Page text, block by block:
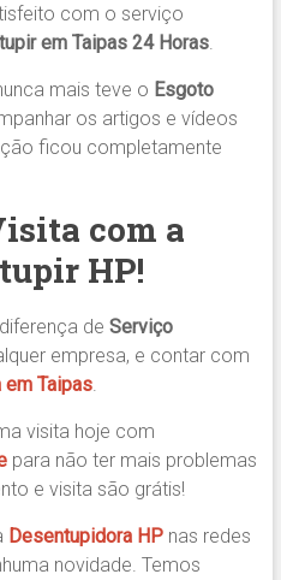
com o serviço
em Taipas 24 Horas.
mais teve o Esgoto
os artigos e vídeos
ficou completamente
com a
HP!
de Serviço
empresa, e contar com
em Taipas.
visita hoje com
para não ter mais problemas
e visita são grátis!
Desentupidora HPnas redes
novidade. Temos